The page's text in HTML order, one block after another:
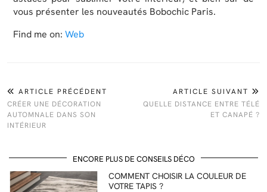
vous présenter les nouveautés Bobochic Paris.
Find me on: Web
ARTICLE PRÉCÉDENT
CRÉER UNE DÉCORATION
AUTOMNALE DANS SON
INTÉRIEUR
ARTICLE SUIVANT
QUELLE DISTANCE ENTRE TÉLÉ
ET CANAPÉ ?
ENCORE PLUS DE CONSEILS DÉCO
COMMENT CHOISIR LA COULEUR DE
VOTRE TAPIS ?